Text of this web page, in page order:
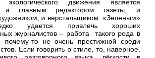
движения является
и главным редактором газеты, и
и верстальщиком. «Зеленым»
удается привлечь хороших
журналистов – работа такого рода в
почему-то не очень престижной среди
Если говорить о стиле, то, наверное,